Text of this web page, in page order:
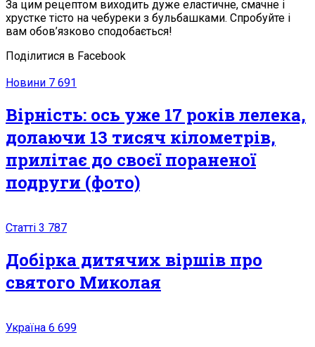
За цим рецептом виходить дуже еластичне, смачне і
хрустке тісто на чебуреки з бульбашками. Спробуйте і
вам обов’язково сподобається!
Поділитися в Facebook
Новини 7 691
Вірність: ось уже 17 років лелека,
долаючи 13 тисяч кілометрів,
прилітає до своєї поpaненої
подруги (фото)
Статті 3 787
Добірка дитячих віршів про
святого Миколая
Україна 6 699